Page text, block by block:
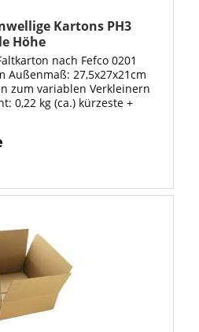
Kartons PH3
Höhe
nach Fefco 0201
Außenmaß: 27,5x27x21cm
zum variablen Verkleinern
0,22 kg (ca.) kürzeste +